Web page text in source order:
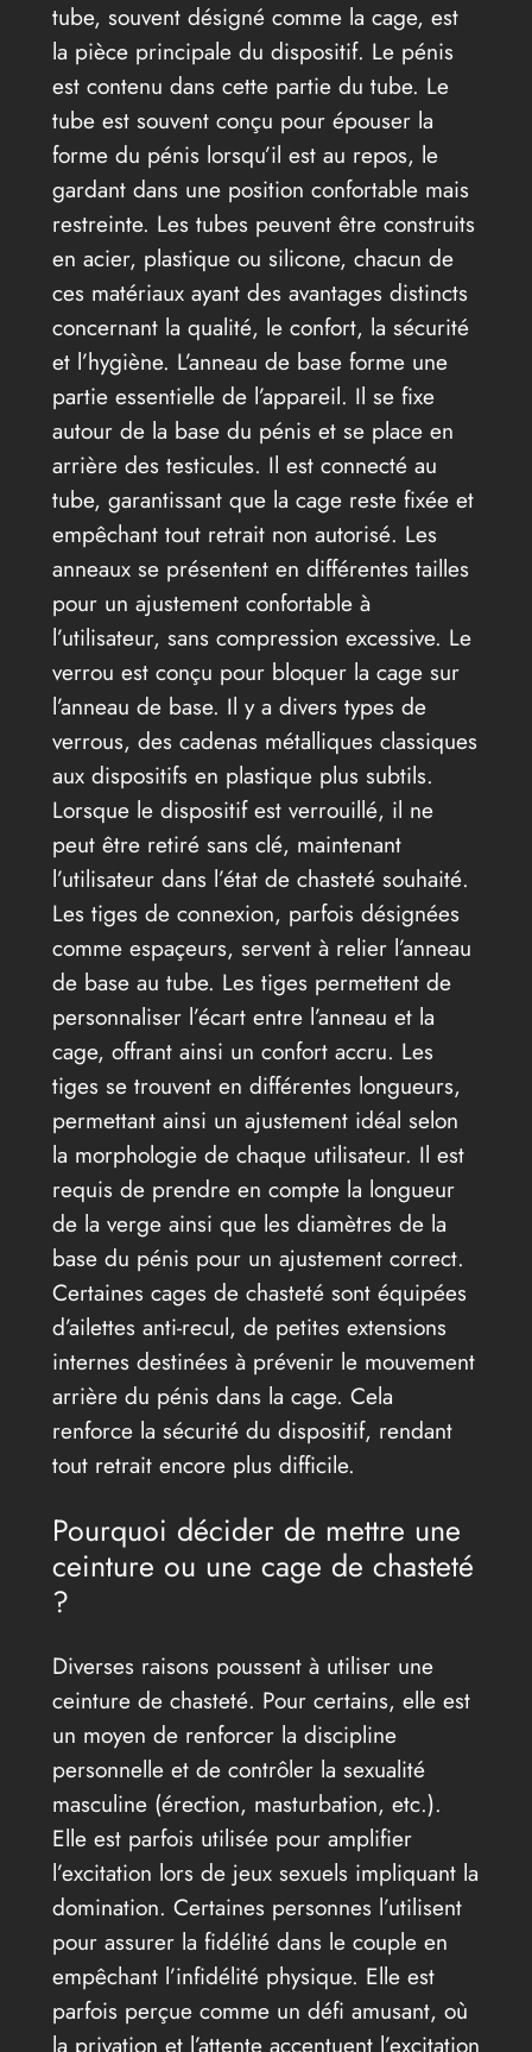
tube, souvent désigné comme la cage, est
la pièce principale du dispositif. Le pénis
est contenu dans cette partie du tube. Le
tube est souvent conçu pour épouser la
forme du pénis lorsqu’il est au repos, le
gardant dans une position confortable mais
restreinte. Les tubes peuvent être construits
en acier, plastique ou silicone, chacun de
ces matériaux ayant des avantages distincts
concernant la qualité, le confort, la sécurité
et l’hygiène. L’anneau de base forme une
partie essentielle de l’appareil. Il se fixe
autour de la base du pénis et se place en
arrière des testicules. Il est connecté au
tube, garantissant que la cage reste fixée et
empêchant tout retrait non autorisé. Les
anneaux se présentent en différentes tailles
pour un ajustement confortable à
l’utilisateur, sans compression excessive. Le
verrou est conçu pour bloquer la cage sur
l’anneau de base. Il y a divers types de
verrous, des cadenas métalliques classiques
aux dispositifs en plastique plus subtils.
Lorsque le dispositif est verrouillé, il ne
peut être retiré sans clé, maintenant
l’utilisateur dans l’état de chasteté souhaité.
Les tiges de connexion, parfois désignées
comme espaçeurs, servent à relier l’anneau
de base au tube. Les tiges permettent de
personnaliser l’écart entre l’anneau et la
cage, offrant ainsi un confort accru. Les
tiges se trouvent en différentes longueurs,
permettant ainsi un ajustement idéal selon
la morphologie de chaque utilisateur. Il est
requis de prendre en compte la longueur
de la verge ainsi que les diamètres de la
base du pénis pour un ajustement correct.
Certaines cages de chasteté sont équipées
d’ailettes anti-recul, de petites extensions
internes destinées à prévenir le mouvement
arrière du pénis dans la cage. Cela
renforce la sécurité du dispositif, rendant
tout retrait encore plus difficile.
Pourquoi décider de mettre une
ceinture ou une cage de chasteté
?
Diverses raisons poussent à utiliser une
ceinture de chasteté. Pour certains, elle est
un moyen de renforcer la discipline
personnelle et de contrôler la sexualité
masculine (érection, masturbation, etc.).
Elle est parfois utilisée pour amplifier
l’excitation lors de jeux sexuels impliquant la
domination. Certaines personnes l’utilisent
pour assurer la fidélité dans le couple en
empêchant l’infidélité physique. Elle est
parfois perçue comme un défi amusant, où
la privation et l’attente accentuent l’excitation